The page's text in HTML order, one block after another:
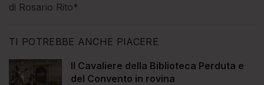
di Rosario Rito*
TI POTREBBE ANCHE PIACERE
Il Cavaliere della Biblioteca Perduta e
del Convento in rovina